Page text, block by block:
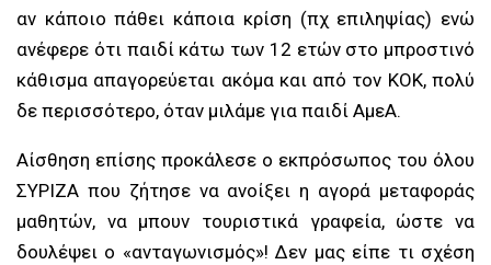
αν κάποιο πάθει κάποια κρίση (πχ επιληψίας) ενώ
ανέφερε ότι παιδί κάτω των 12 ετών στο μπροστινό
κάθισμα απαγορεύεται ακόμα και από τον ΚΟΚ, πολύ
δε περισσότερο, όταν μιλάμε για παιδί ΑμεΑ.
Αίσθηση επίσης προκάλεσε ο εκπρόσωπος του όλου
ΣΥΡΙΖΑ που ζήτησε να ανοίξει η αγορά μεταφοράς
μαθητών, να μπουν τουριστικά γραφεία, ώστε να
δουλέψει ο «ανταγωνισμός»! Δεν μας είπε τι σχέση